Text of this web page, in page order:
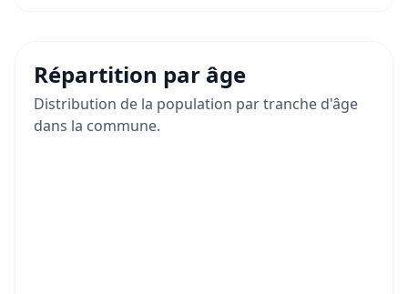
Répartition par âge
Distribution de la population par tranche d'âge
dans la commune.